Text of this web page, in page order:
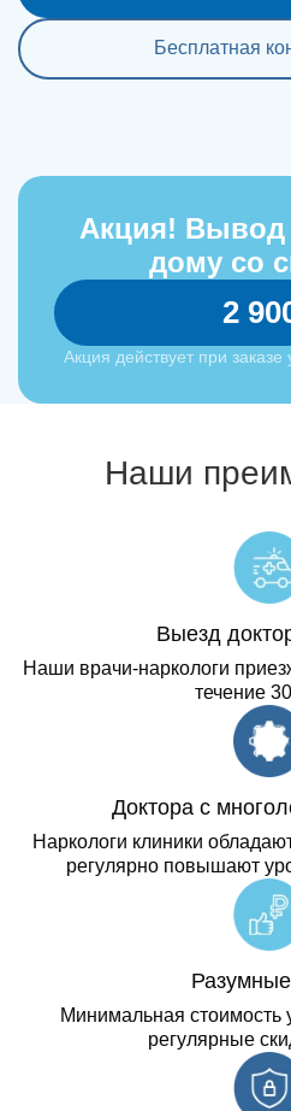
Бесплатная
Акция! Вывод
дому со
2
Акция действует при
Наши
Выезд
Наши врачи-наркологи
течение
Доктора с
Наркологи клиники
регулярно повышают
Минимальная стоимость
регулярные